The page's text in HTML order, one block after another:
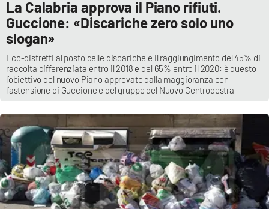
Cultura
Economia e Lavoro
Politica
Sanità
Società
Sport
La Calabria approva il Piano rifiuti.
Guccione: «Discariche zero solo uno
slogan»
Eco-distretti al posto delle discariche e il raggiungimento del 45% di
raccolta differenziata entro il 2018 e del 65% entro il 2020: è questo
l’obiettivo del nuovo Piano approvato dalla maggioranza con
l’astensione di Guccione e del gruppo del Nuovo Centrodestra